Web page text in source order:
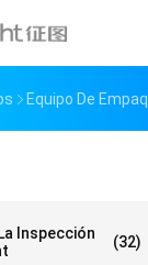
Equipo De
Inspección
(32)